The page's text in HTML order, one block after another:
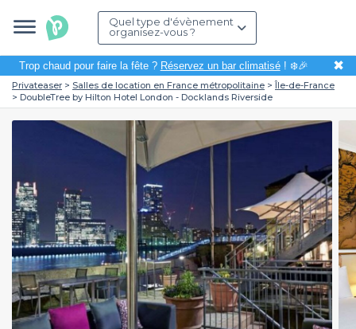
Quel type d'évènement
organisez-vous ?
Trop chaud pour faire la fête ? Réservez un bar climatisé! ❄️🎉 ✖
Privateaser Salles de location en France métropolitaine
Île-de-France
DoubleTree by Hilton Hotel London - Docklands Riverside